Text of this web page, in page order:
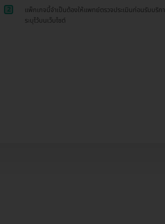
2
แพ็กเกจนี้จำเป็นต้องให้แพทย์ตรวจประเมินก่อนรับบริก
ระบุไว้บนเว็บไซต์